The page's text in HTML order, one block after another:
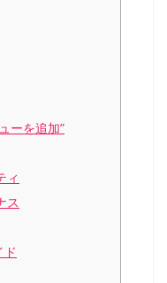
ーを追加”
ィ
ス